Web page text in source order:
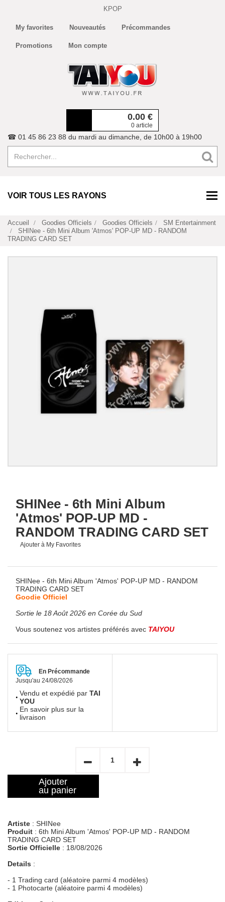
KPOP
My favorites Nouveautés Précommandes
Promotions Mon compte
0.00 €
0 article
☎ 01 45 86 23 88 du mardi au dimanche, de 10h00 à 19h00
VOIR TOUS LES RAYONS
Accueil Goodies Officiels Goodies Officiels
SM Entertainment
SHINee - 6th Mini Album 'Atmos' POP-UP MD - RANDOM
TRADING CARD SET
SHINee - 6th Mini Album
'Atmos' POP-UP MD -
RANDOM TRADING CARD SET
Ajouter à My Favorites
SHINee - 6th Mini Album 'Atmos' POP-UP MD - RANDOM
TRADING CARD SET
Goodie Officiel
Sortie le 18 Août 2026 en Corée du Sud
Vous soutenez vos artistes préférés avec TAIYOU
En Précommande
Jusqu'au 24/08/2026
Vendu et expédié par TAI
YOU
En savoir plus sur la
livraison
Ajouter
au panier
Artiste : SHINee
Produit : 6th Mini Album 'Atmos' POP-UP MD - RANDOM
TRADING CARD SET
Sortie Officielle : 18/08/2026
Details :
- 1 Trading card (aléatoire parmi 4 modèles)
- 1 Photocarte (aléatoire parmi 4 modèles)